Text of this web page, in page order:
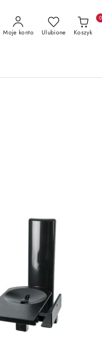
Moje konto Ulubione Koszyk
0